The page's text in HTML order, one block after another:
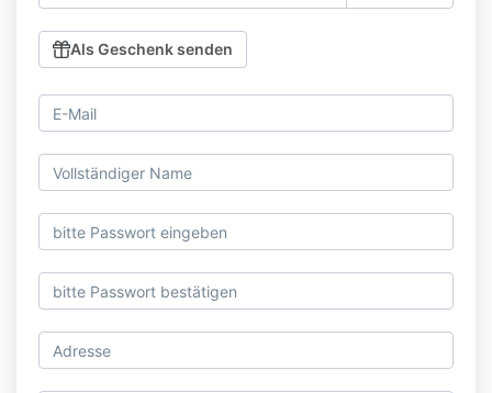
Als Geschenk senden